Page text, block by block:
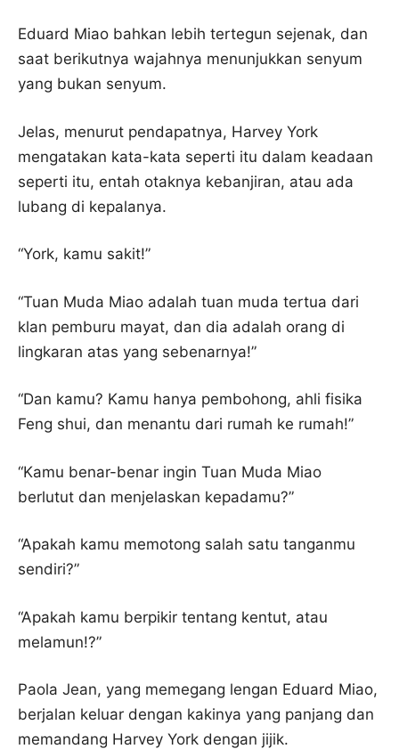
Eduard Miao bahkan lebih tertegun sejenak, dan
saat berikutnya wajahnya menunjukkan senyum
yang bukan senyum.
Jelas, menurut pendapatnya, Harvey York
mengatakan kata-kata seperti itu dalam keadaan
seperti itu, entah otaknya kebanjiran, atau ada
lubang di kepalanya.
“York, kamu sakit!”
“Tuan Muda Miao adalah tuan muda tertua dari
klan pemburu mayat, dan dia adalah orang di
lingkaran atas yang sebenarnya!”
“Dan kamu? Kamu hanya pembohong, ahli fisika
Feng shui, dan menantu dari rumah ke rumah!”
“Kamu benar-benar ingin Tuan Muda Miao
berlutut dan menjelaskan kepadamu?”
“Apakah kamu memotong salah satu tanganmu
sendiri?”
“Apakah kamu berpikir tentang kentut, atau
melamun!?”
Paola Jean, yang memegang lengan Eduard Miao,
berjalan keluar dengan kakinya yang panjang dan
memandang Harvey York dengan jijik.